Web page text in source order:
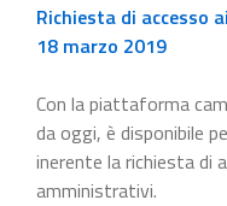
Richiesta di accesso
18 marzo 2019
Con la piattaforma
da oggi, è disponibile
inerente la richiesta di
amministrativi.